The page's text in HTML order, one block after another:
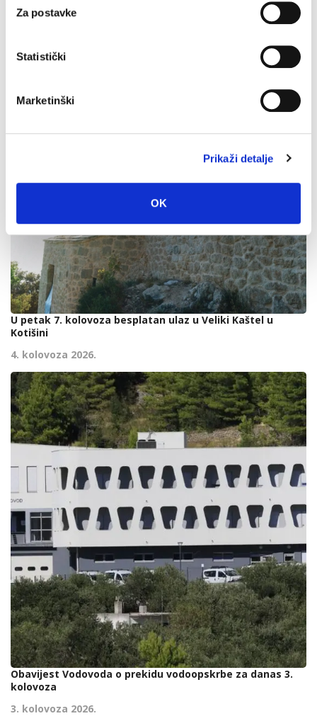
Za postavke
Statistički
Marketinški
Prikaži detalje
OK
U petak 7. kolovoza besplatan ulaz u Veliki Kaštel u
Kotišini
4. kolovoza 2026.
Obavijest Vodovoda o prekidu vodoopskrbe za danas 3.
kolovoza
3. kolovoza 2026.